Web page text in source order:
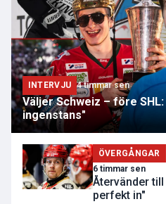
INTERVJU 4 timmar sen
Väljer Schweiz – före
ingenstans"
ÖVERGÅNGAR
6 timmar sen
Återvänder
perfekt in"